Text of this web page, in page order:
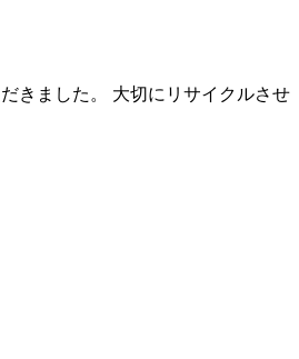
きました。 大切にリサイクルさせ